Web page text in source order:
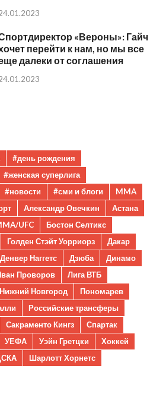
«Вероны»: Гайч
перейти к нам, но мы все
далеки от соглашения
#день рождения
#женская суперлига
#новости #сми и блоги
MMA
Александр Овечкин
Астана
UFC
Бостон Селтикс
Голден Стэйт Уорриорз
Дакар
Денвер Наггетс Дзюба
Динамо
Проворов
Лига ВТБ
Нижний Новгород
Пономарев
Российские трансферы
Сакраменто Кингз
Спартак
УЕФА Уэйн Гретцки
Хоккей
Шарлотт Хорнетс